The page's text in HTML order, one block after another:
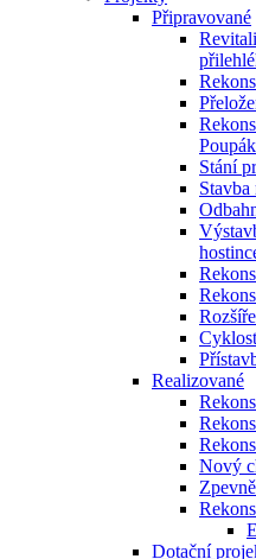
Připravované
Stání
Realizované
Nový
Dotační